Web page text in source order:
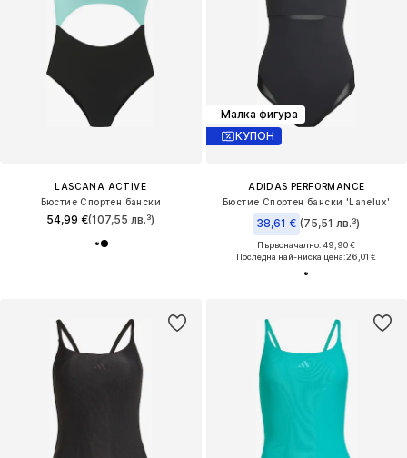
LASCANA ACTIVE
Бюстие Спортен бански
54,99 €(107,55 лв.³)
Малка фигура
КУПОН
ADIDAS PERFORMANCE
Бюстие Спортен бански 'Lanelux'
38,61 € (75,51 лв.³)
Първоначално: 49,90 €
Последна най-ниска цена:26,01 €